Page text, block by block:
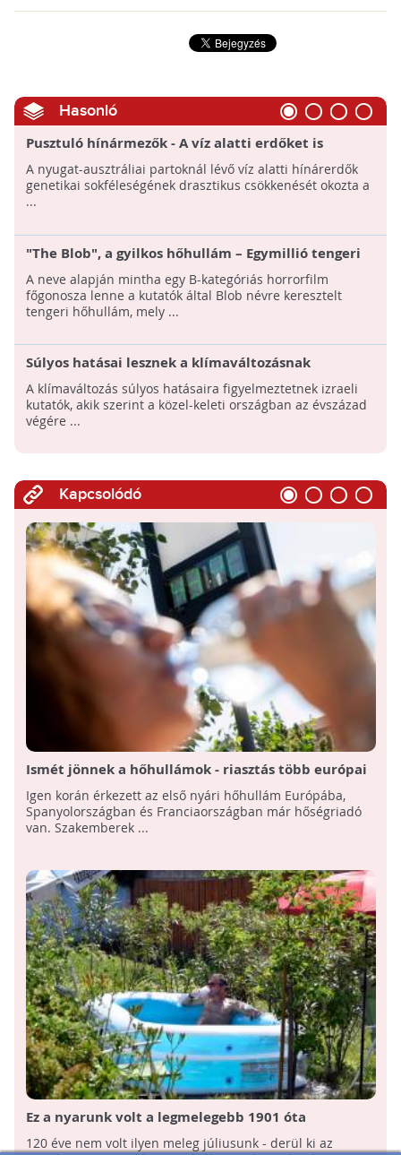
Hasonló
Pusztuló hínármezők - A víz alatti erdőket is
veszélyeztetik az óceáni hőhullámok
A nyugat-ausztráliai partoknál lévő víz alatti hínárerdők
genetikai sokféleségének drasztikus csökkenését okozta a
...
"The Blob", a gyilkos hőhullám – Egymillió tengeri
madár pusztult el Észak-Amerikában
A neve alapján mintha egy B-kategóriás horrorfilm
főgonosza lenne a kutatók által Blob névre keresztelt
tengeri hőhullám, mely ...
Súlyos hatásai lesznek a klímaváltozásnak
Izraelben helyi kutatók szerint
A klímaváltozás súlyos hatásaira figyelmeztetnek izraeli
kutatók, akik szerint a közel-keleti országban az évszázad
végére ...
Kapcsolódó
Ismét jönnek a hőhullámok - riasztás több európai
országban
Igen korán érkezett az első nyári hőhullám Európába,
Spanyolországban és Franciaországban már hőségriadó
van. Szakemberek ...
Ez a nyarunk volt a legmelegebb 1901 óta
120 éve nem volt ilyen meleg júliusunk - derül ki az